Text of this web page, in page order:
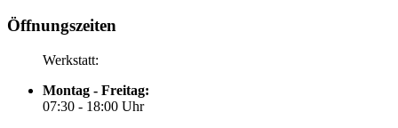
Öffnungszeiten
Werkstatt:
Montag - Freitag:
07:30 - 18:00 Uhr